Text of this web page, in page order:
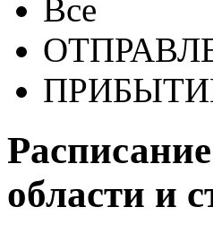
Все
области и